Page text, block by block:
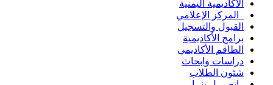
الأكاديمية اليمنية
المركز الإعلامي
القبول والتسجيل
برامج الأكاديمية
الطاقم الأكاديمي
دراسات وابحاث
شئون الطلاب